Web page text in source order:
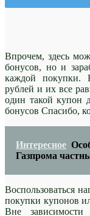
Впрочем, здесь
бонусов, но и
каждой покупки.
рублей и их все
один такой купон
бонусов Спасибо,
Интересное
Газпрома
Воспользоваться
покупки купонов
Вне